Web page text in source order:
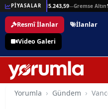
PİYASALAR
—Beşli Altın215.243,59—Gremse Altın
Resmî İlanlar İlanlar
Video Galeri
Yorumla Gündem